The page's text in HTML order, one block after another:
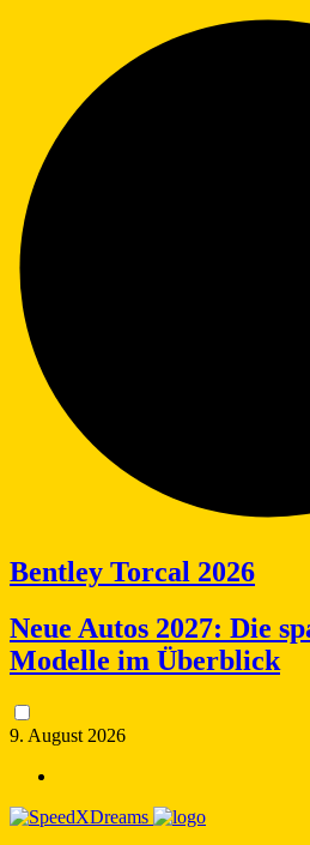
Bentley Torcal 2026
Neue Autos 2027: Die
Modelle im Überblick
9. August 2026